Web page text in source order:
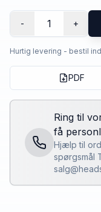
- 1 +
Hurtig levering - bestil
PDF
Ring til
få
Hjælp til
spørgsmål